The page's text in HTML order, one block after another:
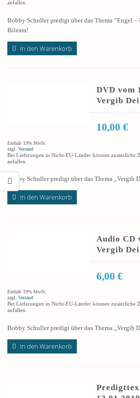
anfallen.
Bobby Schuller predigt über das Thema “Engel –
Bileam!
In den Warenkorb
DVD vom
Vergib
10,00€
Enthält 19% MwSt.
zzgl. Versand
Bei Lieferungen in Nicht-EU-Länder können zusätzliche
anfallen.
Bobby Schuller predigt über das Thema „Vergib
In den Warenkorb
Audio CD
Vergib
6,00€
Enthält 19% MwSt.
zzgl. Versand
Bei Lieferungen in Nicht-EU-Länder können zusätzliche
anfallen.
Bobby Schuller predigt über das Thema „Vergib
In den Warenkorb